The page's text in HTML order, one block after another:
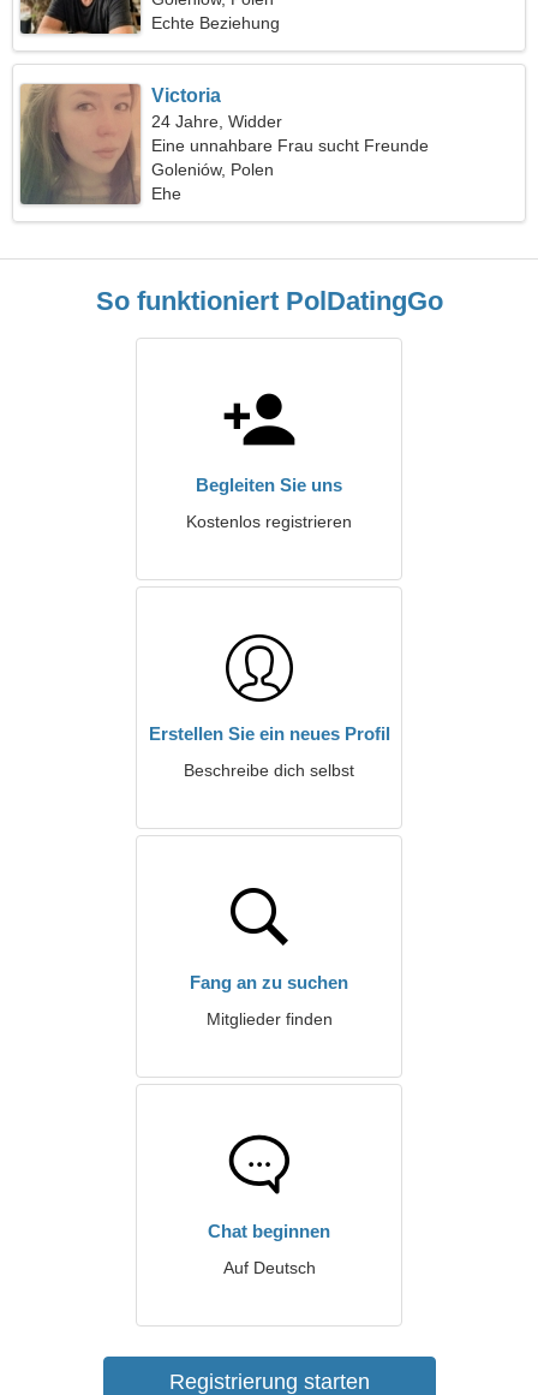
Echte Beziehung
Victoria
24 Jahre, Widder
Eine unnahbare Frau sucht Freunde
Goleniów, Polen
Ehe
So funktioniert PolDatingGo
Begleiten Sie uns
Kostenlos registrieren
Erstellen Sie ein neues Profil
Beschreibe dich selbst
Fang an zu suchen
Mitglieder finden
Chat beginnen
Auf Deutsch
Registrierung starten